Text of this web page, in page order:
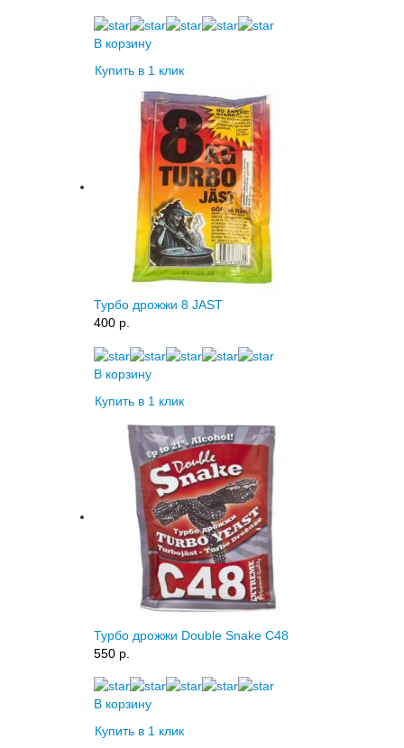
В корзину
Купить в 1 клик
Турбо дрожжи 8 JAST
400 p.
В корзину
Купить в 1 клик
Турбо дрожжи Double Snake C48
550 p.
В корзину
Купить в 1 клик